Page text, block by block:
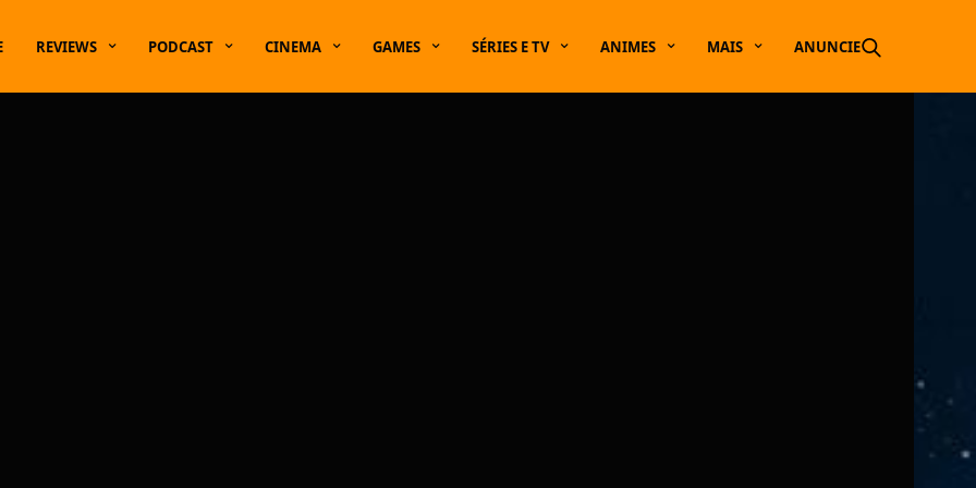
REVIEWS PODCAST CINEMA GAMES SÉRIES E TV ANIMES MAIS ANUNCIE